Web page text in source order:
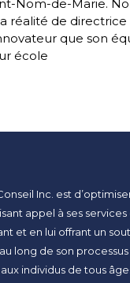
Nom-de-Marie.
réalité de directrice
que son
école
Inc. est
appel à ses services
et en lui offrant un
long de son
individus de tous